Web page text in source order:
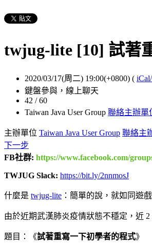
twjug-lite [10] 試著
2020/03/17(周二) 19:00(+0800) (
鍵盤參與，線上聊天
42 / 60
Taiwan Java User Group 聯絡主辦單
主辦單位 Taiwan Java User Group 聯絡主
下一步
FB社群: https://www.facebook.com/
TWJUG Slack: https://bit.ly/2nnmosJ
什麼是 twjug-lite ：簡單的說，就如同遊
由於近期武漢肺炎疫情狀態不穩定，近
題目：《試著重寫一下初學者的程式》